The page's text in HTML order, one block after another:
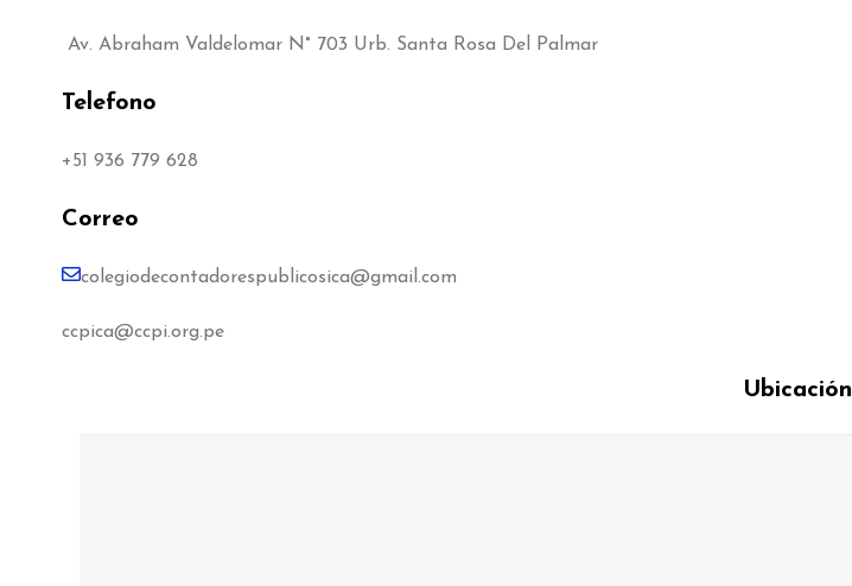
Av. Abraham Valdelomar N° 703 Urb. Santa Rosa Del Palmar
Telefono
+51 936 779 628
Correo
colegiodecontadorespublicosica@gmail.com
ccpica@ccpi.org.pe
Ubicación